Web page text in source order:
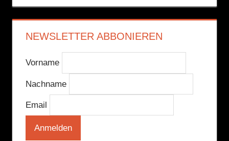
NEWSLETTER ABBONIEREN
Vorname
Nachname
Email